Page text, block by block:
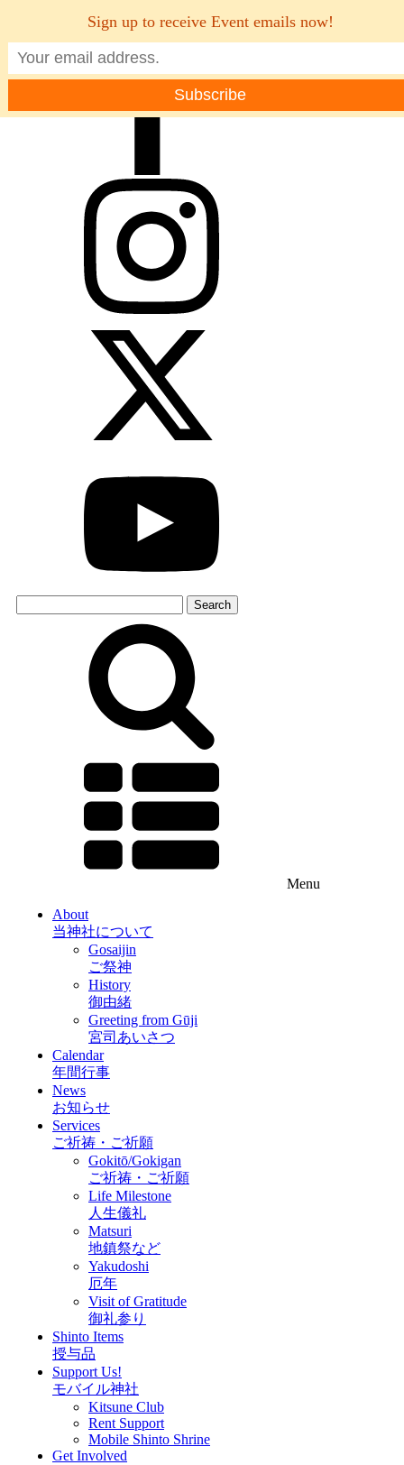
for:
Menu
About
当神社について
Gosaijin
ご祭神
History
御由緒
Greeting from Gūji
宮司あいさつ
Calendar
年間行事
News
お知らせ
Services
ご祈祷・ご祈願
Gokitō/Gokigan
ご祈祷・ご祈願
Life Milestone
人生儀礼
Matsuri
地鎮祭など
Yakudoshi
厄年
Visit of Gratitude
御礼参り
Shinto Items
授与品
Support Us!
モバイル神社
Kitsune Club
Rent Support
Mobile Shinto Shrine
Get Involved
Sign up to receive Event emails now!